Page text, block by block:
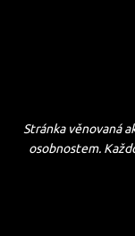
Stránka věnovaná
osobnostem.